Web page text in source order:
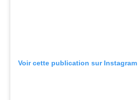
Voir cette publication sur Instagram